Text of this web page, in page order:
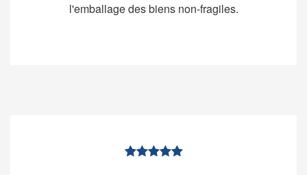
l'emballage des biens non-fragiles.